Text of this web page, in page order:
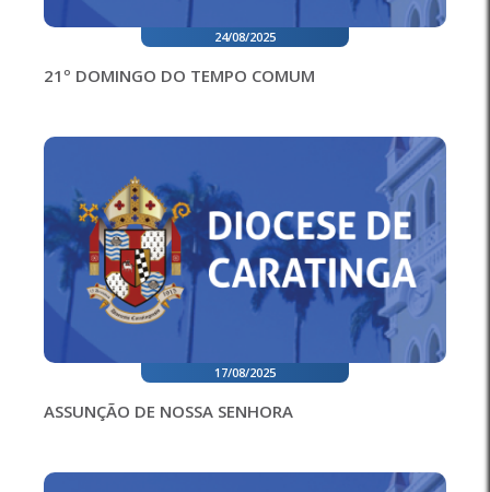
24/08/2025
21º DOMINGO DO TEMPO COMUM
17/08/2025
ASSUNÇÃO DE NOSSA SENHORA